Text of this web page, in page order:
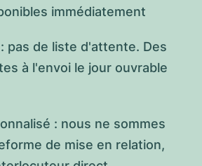
immédiatement
pas de liste d'attente. Des
à l'envoi le jour ouvrable
: nous ne sommes
de mise en relation,